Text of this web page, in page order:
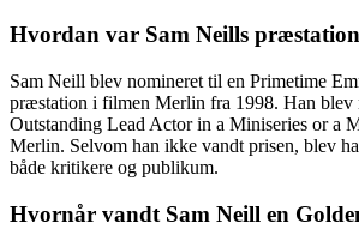
Hvordan var Sam Neills
Sam Neill blev nomineret til en Primetime
præstation i filmen Merlin fra 1998. Han blev
Outstanding Lead Actor in a Miniseries or a
Merlin. Selvom han ikke vandt prisen, blev
både kritikere og publikum.
Hvornår vandt Sam Neill en